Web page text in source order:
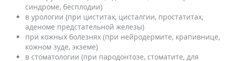
синдроме, бесплодии)
в урологии (при циститах, цисталгии, простатитах,
аденоме предстательной железы)
при кожных болезнях (при нейродермите, крапивнице,
кожном зуде, экземе)
в стоматологии (при пародонтозе, стоматите, для